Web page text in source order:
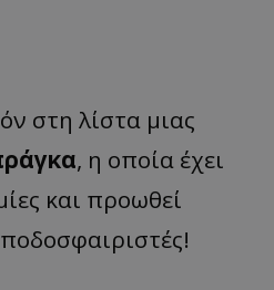
στη λίστα μιας
, η οποία έχει
και προωθεί